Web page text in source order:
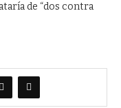
de “dos contra